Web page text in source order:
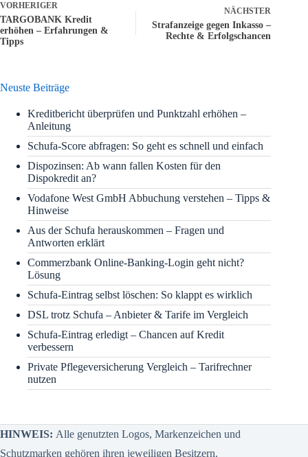
VORHERIGER
TARGOBANK Kredit
erhöhen – Erfahrungen &
Tipps
NÄCHSTER
Strafanzeige gegen Inkasso –
Rechte & Erfolgschancen
Neuste Beiträge
Kreditbericht überprüfen und Punktzahl erhöhen –
Anleitung
Schufa-Score abfragen: So geht es schnell und einfach
Dispozinsen: Ab wann fallen Kosten für den
Dispokredit an?
Vodafone West GmbH Abbuchung verstehen – Tipps &
Hinweise
Aus der Schufa herauskommen – Fragen und
Antworten erklärt
Commerzbank Online-Banking-Login geht nicht?
Lösung
Schufa-Eintrag selbst löschen: So klappt es wirklich
DSL trotz Schufa – Anbieter & Tarife im Vergleich
Schufa-Eintrag erledigt – Chancen auf Kredit
verbessern
Private Pflegeversicherung Vergleich – Tarifrechner
nutzen
HINWEIS: Alle genutzten Logos, Markenzeichen und
Schutzmarken gehören ihren jeweiligen Besitzern.